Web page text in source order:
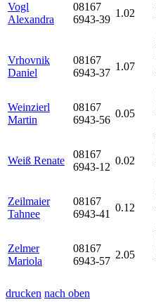
Vogl
Alexandra
08167
6943-39
1.02
Vrhovnik
Daniel
08167
6943-37
1.07
Weinzierl
Martin
08167
6943-56
0.05
Weiß Renate
08167
6943-12
0.02
Zeilmaier
Tahnee
08167
6943-41
0.12
Zelmer
Mariola
08167
6943-57
2.05
drucken nach oben